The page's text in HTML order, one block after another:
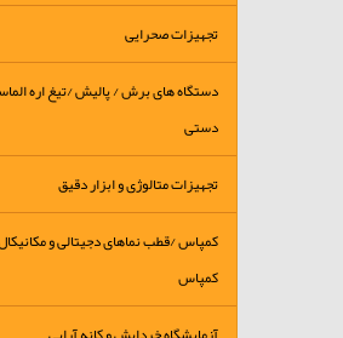
تجهیزات صحرایی
دستگاه های برش / پالیش /تیغ اره
دستی
تجهیزات متالوژی و ابزار دقیق
کمپاس /قطب نماهای دجیتالی و
کمپاس